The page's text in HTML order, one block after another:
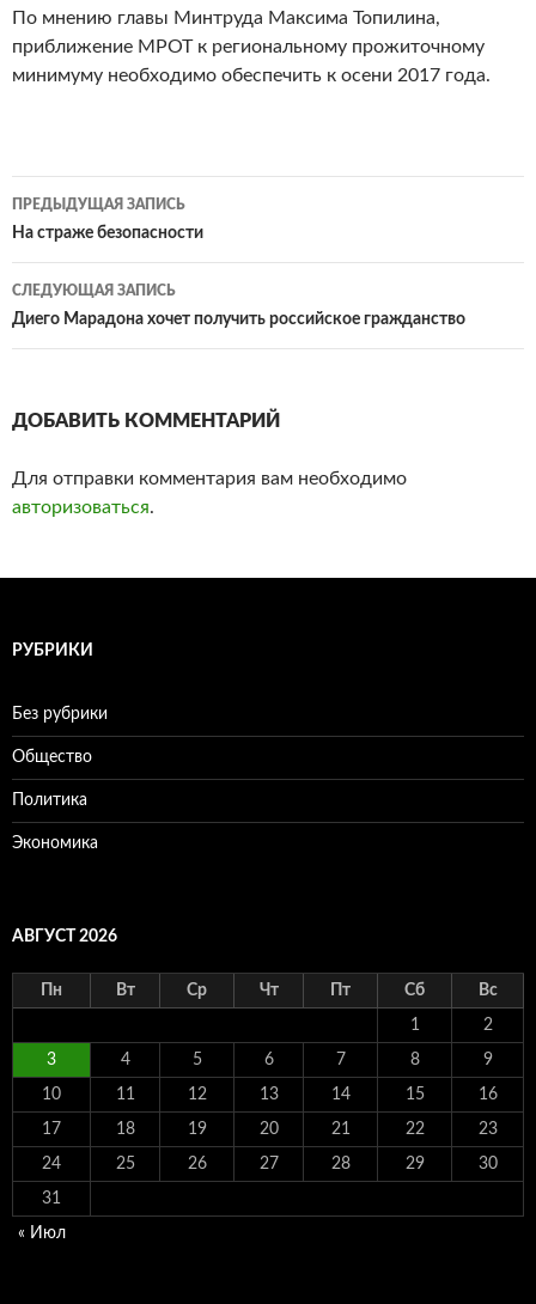
По мнению главы Минтруда Максима Топилина,
приближение МРОТ к региональному прожиточному
минимуму необходимо обеспечить к осени 2017 года.
Навигация
по
записям
ПРЕДЫДУЩАЯ ЗАПИСЬ
На страже безопасности
СЛЕДУЮЩАЯ ЗАПИСЬ
Диего Марадона хочет получить российское гражданство
ДОБАВИТЬ КОММЕНТАРИЙ
Для отправки комментария вам необходимо
авторизоваться.
РУБРИКИ
Без рубрики
Общество
Политика
Экономика
АВГУСТ 2026
Пн Вт Ср Чт Пт Сб Вс
1 2
3 4 5 6 7 8 9
10 11 12 13 14 15 16
17 18 19 20 21 22 23
24 25 26 27 28 29 30
31
« Июл